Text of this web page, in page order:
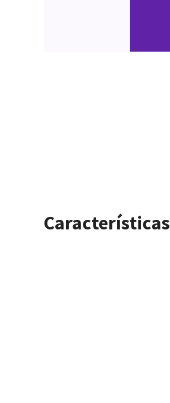
Características